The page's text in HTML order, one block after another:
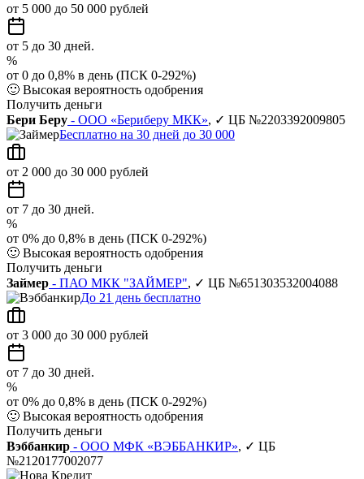
от 5 000 до 50 000 рублей
от 5 до 30 дней.
%
от 0 до 0,8% в день (ПСК 0-292%)
🙂 Высокая вероятность одобрения
Получить деньги
Бери Беру - ООО «Бериберу МКК», ✓ ЦБ №2203392009805
Бесплатно на 30 дней до 30 000
от 2 000 до 30 000 рублей
от 7 до 30 дней.
%
от 0% до 0,8% в день (ПСК 0-292%)
🙂 Высокая вероятность одобрения
Получить деньги
Займер - ПАО МКК "ЗАЙМЕР", ✓ ЦБ №651303532004088
До 21 день бесплатно
от 3 000 до 30 000 рублей
от 7 до 30 дней.
%
от 0% до 0,8% в день (ПСК 0-292%)
🙂 Высокая вероятность одобрения
Получить деньги
Вэббанкир - ООО МФК «ВЭББАНКИР», ✓ ЦБ
№2120177002077